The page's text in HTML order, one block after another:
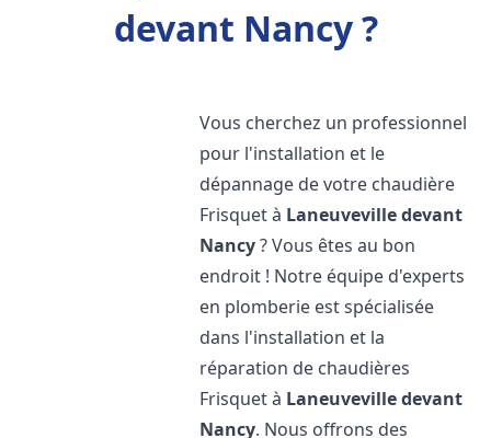
devant Nancy ?
Vous cherchez un professionnel
pour l'installation et le
dépannage de votre chaudière
Frisquet à Laneuveville devant
Nancy? Vous êtes au bon
endroit ! Notre équipe d'experts
en plomberie est spécialisée
dans l'installation et la
réparation de chaudières
Frisquet à Laneuveville devant
Nancy. Nous offrons des